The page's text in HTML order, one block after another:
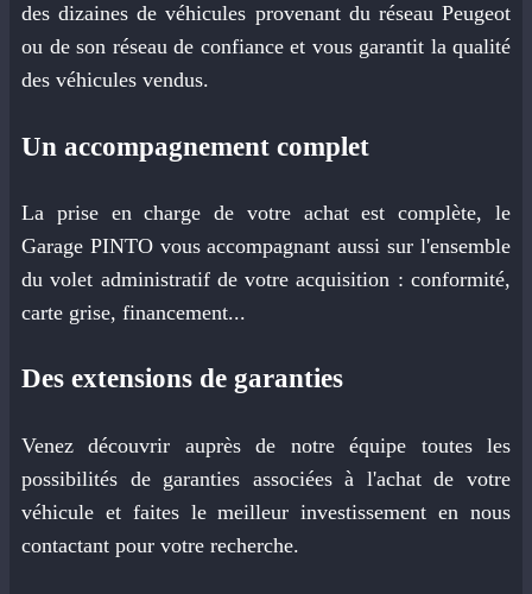
des dizaines de véhicules provenant du réseau Peugeot
ou de son réseau de confiance et vous garantit la qualité
des véhicules vendus.
Un accompagnement complet
La prise en charge de votre achat est complète, le
Garage PINTO vous accompagnant aussi sur l'ensemble
du volet administratif de votre acquisition : conformité,
carte grise, financement...
Des extensions de garanties
Venez découvrir auprès de notre équipe toutes les
possibilités de garanties associées à l'achat de votre
véhicule et faites le meilleur investissement en nous
contactant pour votre recherche.